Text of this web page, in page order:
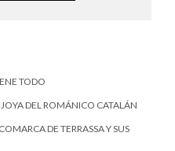
TODO
DEL ROMÁNICO CATALÁN
DE TERRASSA Y SUS